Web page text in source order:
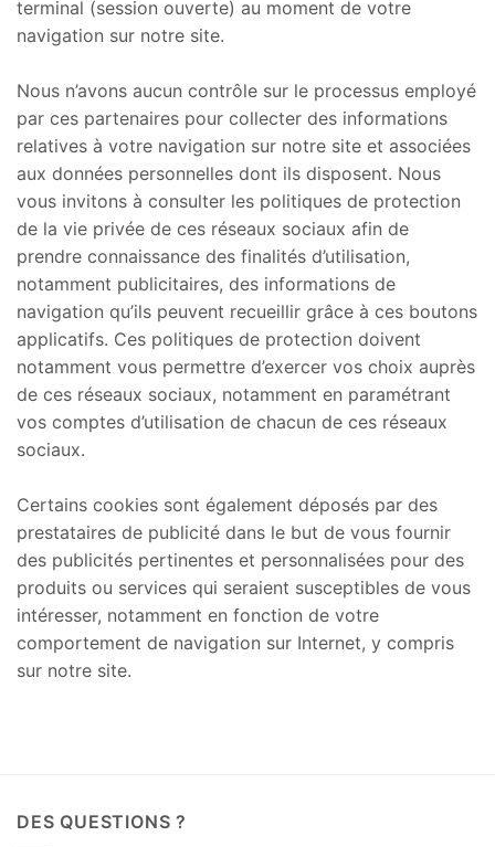
terminal (session ouverte) au moment de votre
navigation sur notre site.
Nous n’avons aucun contrôle sur le processus employé
par ces partenaires pour collecter des informations
relatives à votre navigation sur notre site et associées
aux données personnelles dont ils disposent. Nous
vous invitons à consulter les politiques de protection
de la vie privée de ces réseaux sociaux afin de
prendre connaissance des finalités d’utilisation,
notamment publicitaires, des informations de
navigation qu’ils peuvent recueillir grâce à ces boutons
applicatifs. Ces politiques de protection doivent
notamment vous permettre d’exercer vos choix auprès
de ces réseaux sociaux, notamment en paramétrant
vos comptes d’utilisation de chacun de ces réseaux
sociaux.
Certains cookies sont également déposés par des
prestataires de publicité dans le but de vous fournir
des publicités pertinentes et personnalisées pour des
produits ou services qui seraient susceptibles de vous
intéresser, notamment en fonction de votre
comportement de navigation sur Internet, y compris
sur notre site.
DES QUESTIONS ?